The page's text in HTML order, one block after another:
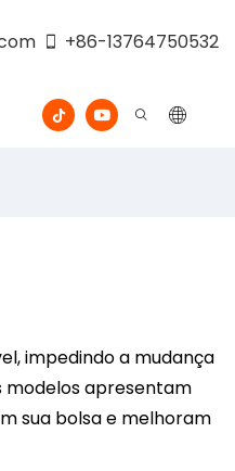
+86-13764750532
impedindo a mudança
modelos apresentam
sua bolsa e melhoram